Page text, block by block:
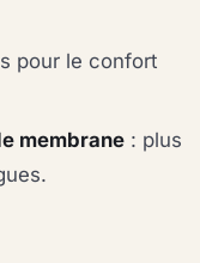
pour le confort
membrane : plus